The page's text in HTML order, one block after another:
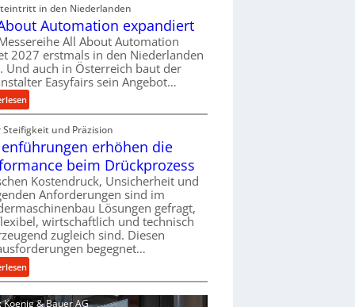
r
s
o
r
g
u
n
g
e
n
t
p
a
n
n
t
s
i
c
c
h
i
n
e
n
a
u
-
B
e
s
t
e
l
l
n
in den Niederlanden
Automation expandiert
All About Automation
2027 erstmals in den Niederlanden
Und auch in Österreich baut der
Easyfairs sein Angebot…
:
A
l
l
b
o
u
t
A
u
t
o
m
Steifigkeit und Präzision
erhöhen die
beim Drückprozess
Kostendruck, Unsicherheit und
Anforderungen sind im
Lösungen gefragt,
wirtschaftlich und technisch
zugleich sind. Diesen
begegnet…
:
R
o
Koenig & Bauer AG